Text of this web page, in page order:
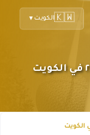
🇰🇼الكويت ▼